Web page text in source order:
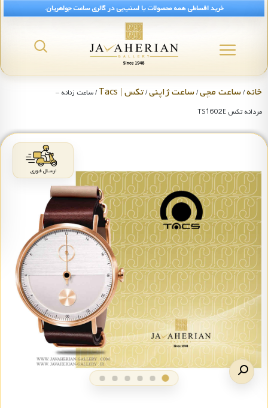
خرید اقساطی همه محصولات با اسنپ‌پی در گالری ساعت جواهریان.
خانه/ساعت مچی/ساعت ژاپنی/تکس | Tacs
/ ساعت زنانه –
مردانه تکس TS1602E